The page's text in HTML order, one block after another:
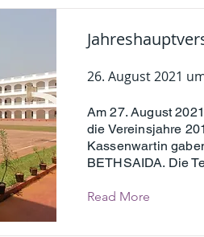
26. August 2021
Am 27. August
die Vereinsjahre
Kassenwartin
BETHSAIDA. Die
Read More